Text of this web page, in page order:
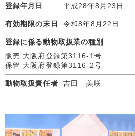
登録年月日 平成28年8月23日
有効期限の末日 令和8年8月22日
登録に係る動物取扱業の種別
販売 大阪府登録第3116-1号
保管 大阪府登録第3116-2号
動物取扱責任者 吉田 美咲